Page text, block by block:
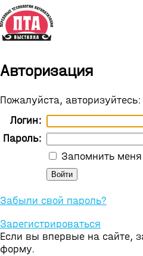
Авторизация
Пожалуйста, авторизуйтесь:
Логин:
Пароль:
Запомнить
Забыли свой пароль?
Зарегистрироваться
Если вы впервые на сайте,
форму.